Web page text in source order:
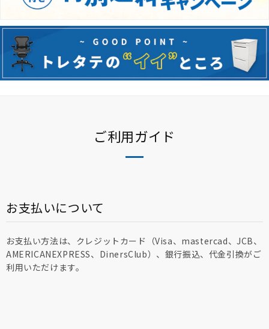
ご利用ガイド
お支払いについて
お支払い方法は、クレジットカード（Visa、mastercad、JCB、
AMERICANEXPRESS、DinersClub）、銀行振込、代金引換がご
利用いただけます。